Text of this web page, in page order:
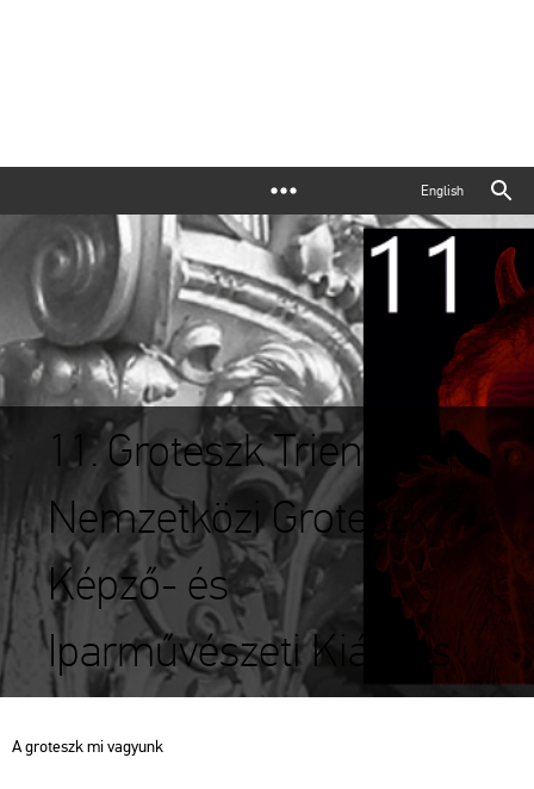
English
11. Groteszk Triennálé |
Nemzetközi Groteszk
Képző- és
Iparművészeti Kiállítás
A gro­teszk mi va­gyunk